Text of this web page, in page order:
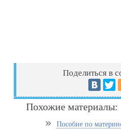
Поделиться в
Похожие материалы:
Пособие по